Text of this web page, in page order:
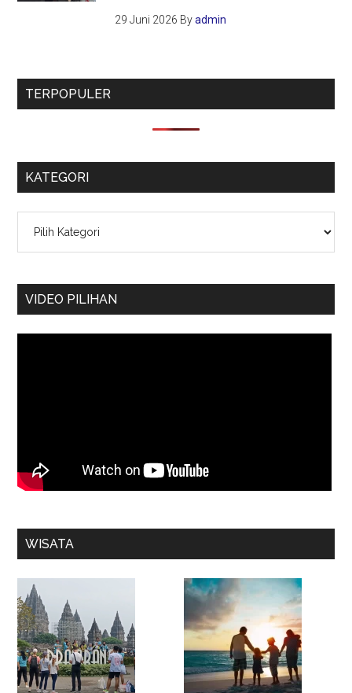
29 Juni 2026 Byadmin
TERPOPULER
KATEGORI
VIDEO PILIHAN
WISATA